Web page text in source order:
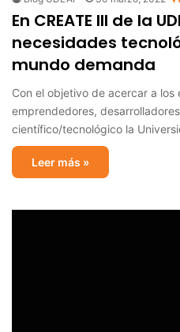
En CREATE III de la
necesidades
mundo demanda
Con el objetivo de acercar a los
emprendedores,
científico/tecnológico la
Leer más »